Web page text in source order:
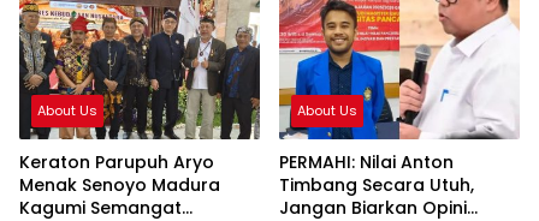
About Us
Keraton Parupuh Aryo
Menak Senoyo Madura
Kagumi Semangat
About Us
PERMAHI: Nilai Anton
Timbang Secara Utuh,
Jangan Biarkan Opini